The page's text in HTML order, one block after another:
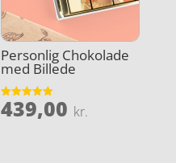
Personlig Chokolade
med Billede
Vurderet
4.9
439,00 kr.